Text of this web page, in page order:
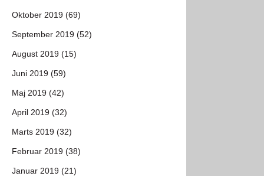
Oktober 2019 (69)
September 2019 (52)
August 2019 (15)
Juni 2019 (59)
Maj 2019 (42)
April 2019 (32)
Marts 2019 (32)
Februar 2019 (38)
Januar 2019 (21)